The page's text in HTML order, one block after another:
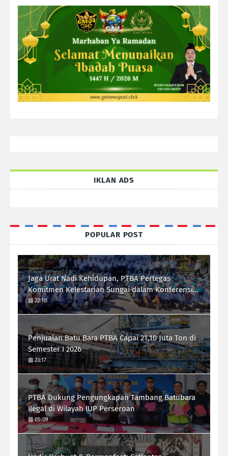
IKLAN ADS
POPULAR POST
Jaga Urat Nadi Kehidupan, PTBA Pertegas
Komitmen Kelestarian Sungai dalam Konferensi
Sungai Indonesia 2026
22:10
Penjualan Batu Bara PTBA Capai 21,10 Juta Ton di
Semester I 2026
23:17
PTBA Dukung Pengungkapan Tambang Batubara
Ilegal di Wilayah IUP Perseroan
05:09